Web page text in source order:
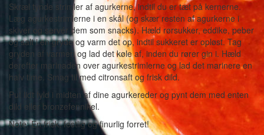
Skræl tynde strimler af agurkerne, indtil du er tæt på kernerne.
Læg agurkestrimlerne i en skål (og skær resten af agurkerne i
skiver og servér dem som snacks). Hæld rørsukker, eddike, peber
og salt i en gryde og varm det op, indtil sukkeret er opløst. Tag
gryden af varmen og lad det køle af, inden du rører gin i. Hæld
derefter marinaden over agurkestrimlerne og lad det marinere en
halv time. Smag til med citronsaft og frisk dild.
Put lidt fyld i midten af dine agurkereder og pynt dem med enten
dild eller bronzefennikel.
Note: En frisk, festlig og finurlig forret!